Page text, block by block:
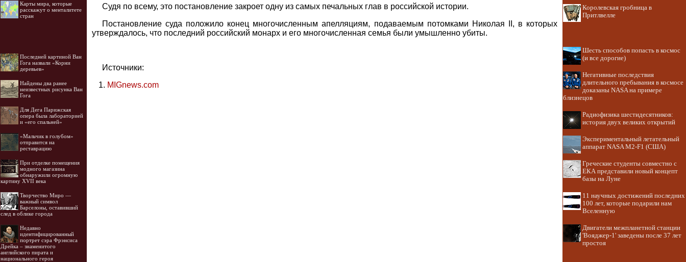
Карты мира, которые
расскажут о менталитете
стран
Последней картиной Ван
Гога назвали «Корни
деревьев»
Найдены два ранее
неизвестных рисунка Ван
Гога
Для Дега Парижская
опера была лабораторией
и «его спальней»
«Мальчик в голубом»
отправится на
реставрацию
При отделке помещения
модного магазина
обнаружили огромную
картину XVII века
Творчество Миро —
важный символ
Барселоны, оставивший
след в облике города
Недавно
идентифицированный
портрет сэра Фрэнсиса
Дрейка – знаменитого
английского пирата и
национального героя
Судя по всему, это постановление закроет одну из самых печальных глав в российской истории.
Постановление суда положило конец многочисленным апелляциям, подаваемым потомками Николая II, в которых
утверждалось, что последний российский монарх и его многочисленная семья были умышленно убиты.
Источники:
MIGnews.com
Королевская гробница в
Притлвелле
Шесть способов попасть в космос
(и все дорогие)
Негативные последствия
длительного пребывания в космосе
доказаны NASA на примере
близнецов
Радиофизика шестидесятников:
история двух великих открытий
Экспериментальный летательный
аппарат NASA M2-F1 (США)
Греческие студенты совместно с
ЕКА представили новый концепт
базы на Луне
11 научных достижений последних
100 лет, которые подарили нам
Вселенную
Двигатели межпланетной станции
'Вояджер-1' заведены после 37 лет
простоя